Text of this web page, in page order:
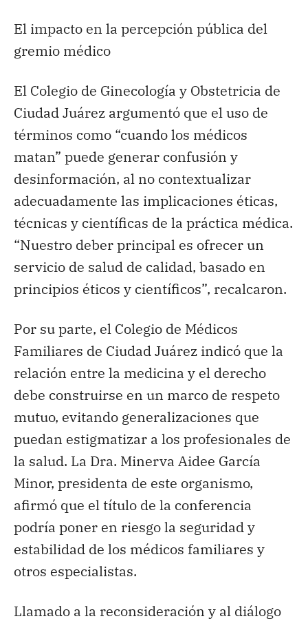
El impacto en la percepción pública del
gremio médico
El Colegio de Ginecología y Obstetricia de
Ciudad Juárez argumentó que el uso de
términos como “cuando los médicos
matan” puede generar confusión y
desinformación, al no contextualizar
adecuadamente las implicaciones éticas,
técnicas y científicas de la práctica médica.
“Nuestro deber principal es ofrecer un
servicio de salud de calidad, basado en
principios éticos y científicos”, recalcaron.
Por su parte, el Colegio de Médicos
Familiares de Ciudad Juárez indicó que la
relación entre la medicina y el derecho
debe construirse en un marco de respeto
mutuo, evitando generalizaciones que
puedan estigmatizar a los profesionales de
la salud. La Dra. Minerva Aidee García
Minor, presidenta de este organismo,
afirmó que el título de la conferencia
podría poner en riesgo la seguridad y
estabilidad de los médicos familiares y
otros especialistas.
Llamado a la reconsideración y al diálogo